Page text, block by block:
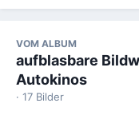
VOM ALBUM
aufblasbare
Autokinos
· 17 Bilder